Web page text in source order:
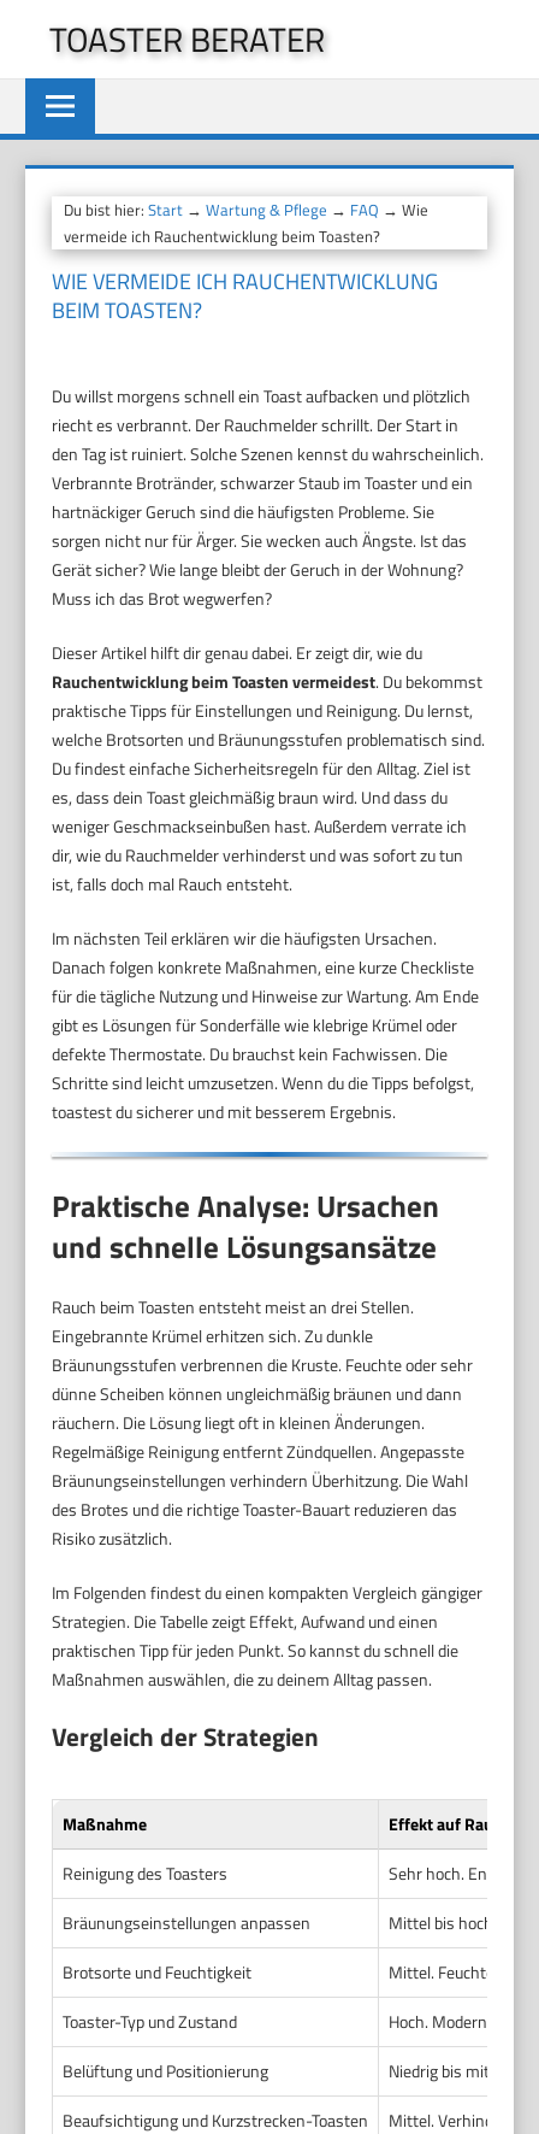
springen
TOASTER BERATER
Du bist hier:Start →Wartung & Pflege → FAQ → Wie
vermeide ich Rauchentwicklung beim Toasten?
WIE VERMEIDE ICH RAUCHENTWICKLUNG
BEIM TOASTEN?
Du willst morgens schnell ein Toast aufbacken und plötzlich
riecht es verbrannt. Der Rauchmelder schrillt. Der Start in
den Tag ist ruiniert. Solche Szenen kennst du wahrscheinlich.
Verbrannte Brotränder, schwarzer Staub im Toaster und ein
hartnäckiger Geruch sind die häufigsten Probleme. Sie
sorgen nicht nur für Ärger. Sie wecken auch Ängste. Ist das
Gerät sicher? Wie lange bleibt der Geruch in der Wohnung?
Muss ich das Brot wegwerfen?
Dieser Artikel hilft dir genau dabei. Er zeigt dir, wie du
Rauchentwicklung beim Toasten vermeidest. Du bekommst
praktische Tipps für Einstellungen und Reinigung. Du lernst,
welche Brotsorten und Bräunungsstufen problematisch sind.
Du findest einfache Sicherheitsregeln für den Alltag. Ziel ist
es, dass dein Toast gleichmäßig braun wird. Und dass du
weniger Geschmackseinbußen hast. Außerdem verrate ich
dir, wie du Rauchmelder verhinderst und was sofort zu tun
ist, falls doch mal Rauch entsteht.
Im nächsten Teil erklären wir die häufigsten Ursachen.
Danach folgen konkrete Maßnahmen, eine kurze Checkliste
für die tägliche Nutzung und Hinweise zur Wartung. Am Ende
gibt es Lösungen für Sonderfälle wie klebrige Krümel oder
defekte Thermostate. Du brauchst kein Fachwissen. Die
Schritte sind leicht umzusetzen. Wenn du die Tipps befolgst,
toastest du sicherer und mit besserem Ergebnis.
Praktische Analyse: Ursachen
und schnelle Lösungsansätze
Rauch beim Toasten entsteht meist an drei Stellen.
Eingebrannte Krümel erhitzen sich. Zu dunkle
Bräunungsstufen verbrennen die Kruste. Feuchte oder sehr
dünne Scheiben können ungleichmäßig bräunen und dann
räuchern. Die Lösung liegt oft in kleinen Änderungen.
Regelmäßige Reinigung entfernt Zündquellen. Angepasste
Bräunungseinstellungen verhindern Überhitzung. Die Wahl
des Brotes und die richtige Toaster-Bauart reduzieren das
Risiko zusätzlich.
Im Folgenden findest du einen kompakten Vergleich gängiger
Strategien. Die Tabelle zeigt Effekt, Aufwand und einen
praktischen Tipp für jeden Punkt. So kannst du schnell die
Maßnahmen auswählen, die zu deinem Alltag passen.
Vergleich der Strategien
Maßnahme
Effekt auf
Reinigung des Toasters
Sehr hoch. Entfernt
Bräunungseinstellungen anpassen
Mittel bis hoch.
Brotsorte und Feuchtigkeit
Mittel. Feuchte oder
Toaster-Typ und Zustand
Hoch. Moderne
Belüftung und Positionierung
Niedrig bis mittel.
Beaufsichtigung und Kurzstrecken-Toasten
Mittel. Verhindert